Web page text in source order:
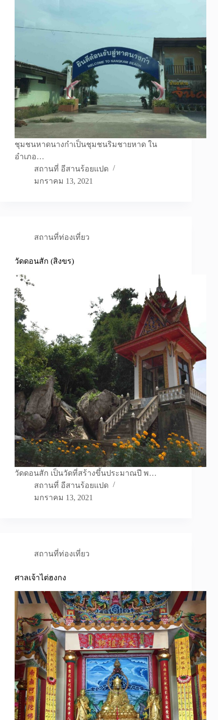
ชุมชนหาดนางกำเป็นชุมชนริมชายหาด ใน
อำเภอ…
สถานที่ อีสานร้อยแปด
มกราคม 13, 2021
สถานที่ท่องเที่ยว
วัดดอนสัก (สิงขร)
วัดดอนสัก เป็นวัดที่สร้างขึ้นประมาณปี พ…
สถานที่ อีสานร้อยแปด
มกราคม 13, 2021
สถานที่ท่องเที่ยว
ศาลเจ้าไต่ฮงกง